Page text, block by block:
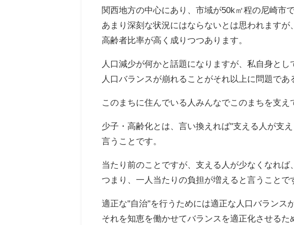
関西地方の中心にあり、市域が50k㎡程の尼崎市
あまり深刻な状況にはならないとは思われます
高齢者比率が高く成りつつあります。
人口減少が何かと話題になりますが、私自身とし
人口バランスが崩れることがそれ以上に問題であ
このまちに住んでいる人みんなでこのまちを支え
少子・高齢化とは、言い換えれば"支える人が支
言うことです。
当たり前のことですが、支える人が少なくなれば
つまり、一人当たりの負担が増えると言うことで
適正な"自治"を行うためには適正な人口バランス
それを知恵を働かせてバランスを適正化させるた